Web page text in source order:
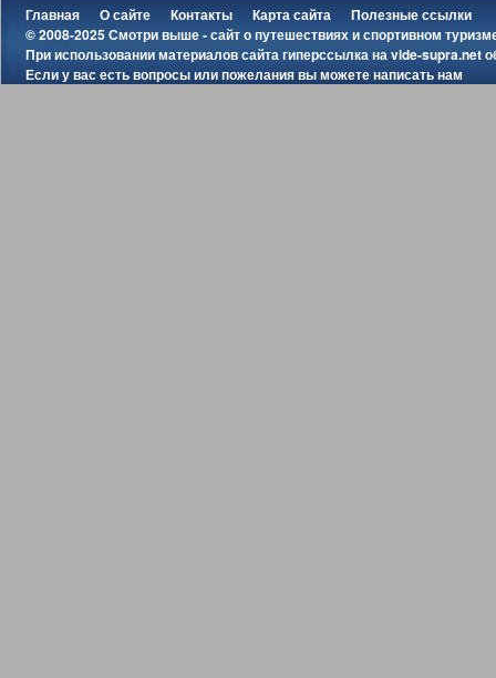
Главная О сайте Контакты Карта сайта
Полезные ссылки
© 2008-2025 Смотри выше - сайт о путешествиях и спортивном
При использовании материалов сайта гиперссылка наvide-supra.net
Если у вас есть вопросы или пожелания вы можетенаписать нам